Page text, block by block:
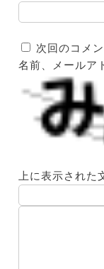
次回のコメ
名前、メールア
上に表示された